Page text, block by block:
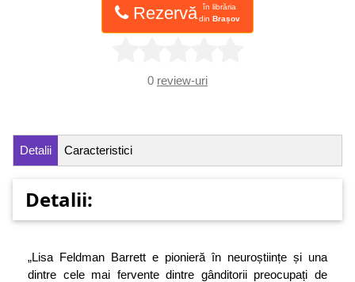
Rezervă
în librăria
din Brașov
0 review-uri
Detalii Caracteristici
Detalii:
„Lisa Feldman Barrett e pionieră în neuroștiințe și una
dintre cele mai fervente dintre gânditorii preocupați de